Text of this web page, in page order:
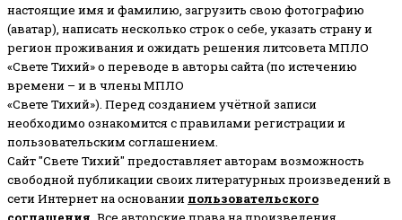
настоящие имя и фамилию, загрузить свою фотографию
(аватар), написать несколько строк о себе, указать страну и
регион проживания и ожидать решения литсовета МПЛО
«Свете Тихий» о переводе в авторы сайта (по истечению
времени – и в члены МПЛО
«Свете Тихий»). Перед созданием учётной записи
необходимо ознакомится с правилами регистрации и
пользовательским соглашением.
Сайт "Свете Тихий" предоставляет авторам возможность
свободной публикации своих литературных произведений в
сети Интернет на основании пользовательского